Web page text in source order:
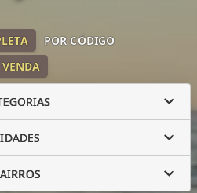
VENDA
POR CÓDIGO